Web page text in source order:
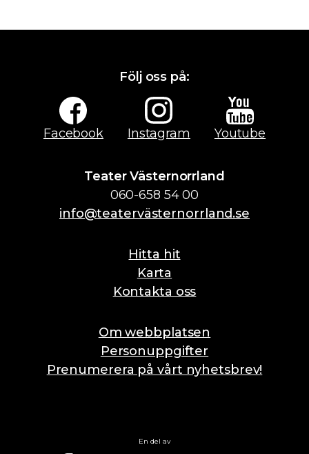
Teater Västernorrland
060-658 54 00
info@teatervästernorrland.se
Hitta hit
Karta
Kontakta oss
Om webbplatsen
Personuppgifter
Prenumerera på vårt nyhetsbrev!
En del av
Följ oss på:
Facebook Instagram Youtube